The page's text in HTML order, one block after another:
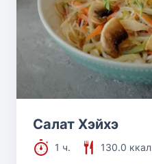
Салат Хэйхэ
1 ч.
130.0 ккал